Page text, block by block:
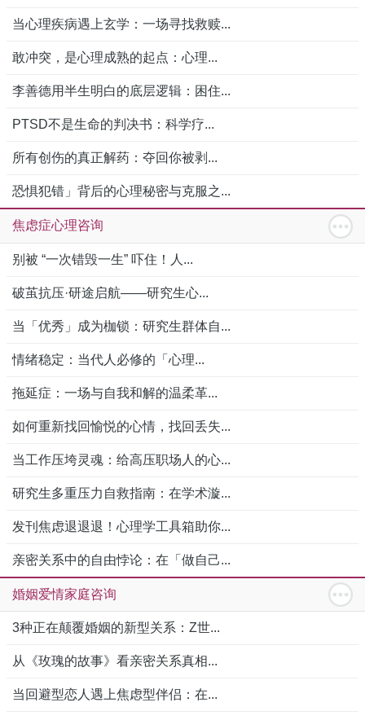
当心理疾病遇上玄学：一场寻找救赎...
敢冲突，是心理成熟的起点：心理...
李善德用半生明白的底层逻辑：困住...
PTSD不是生命的判决书：科学疗...
所有创伤的真正解药：夺回你被剥...
恐惧犯错」背后的心理秘密与克服之...
焦虑症心理咨询
别被 “一次错毁一生” 吓住！人...
破茧抗压·研途启航——研究生心...
当「优秀」成为枷锁：研究生群体自...
情绪稳定：当代人必修的「心理...
拖延症：一场与自我和解的温柔革...
如何重新找回愉悦的心情，找回丢失...
当工作压垮灵魂：给高压职场人的心...
研究生多重压力自救指南：在学术漩...
发刊焦虑退退退！心理学工具箱助你...
亲密关系中的自由悖论：在「做自己...
婚姻爱情家庭咨询
3种正在颠覆婚姻的新型关系：Z世...
从《玫瑰的故事》看亲密关系真相...
当回避型恋人遇上焦虑型伴侣：在...